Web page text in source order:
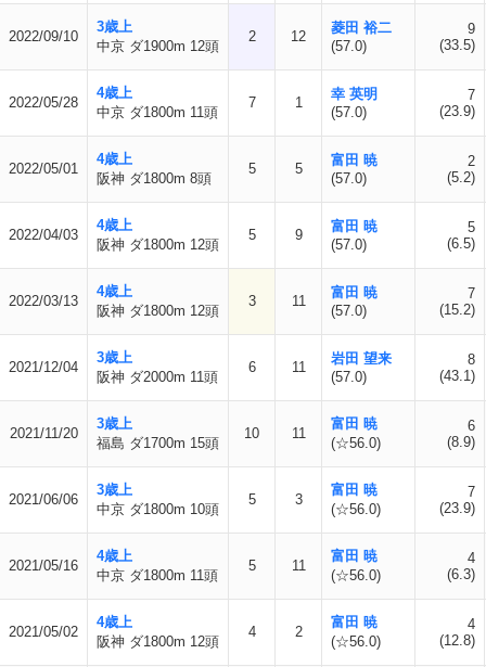
2022/09/10
3歳上
中京 ダ1900m 12頭
2 12
菱田 裕二
(57.0)
9
(33.5)
2022/05/28
4歳上
中京 ダ1800m 11頭
7 1
幸 英明
(57.0)
7
(23.9)
2022/05/01
4歳上
阪神 ダ1800m 8頭
5 5
富田 暁
(57.0)
2
(5.2)
2022/04/03
4歳上
阪神 ダ1800m 12頭
5 9
富田 暁
(57.0)
5
(6.5)
2022/03/13
4歳上
阪神 ダ1800m 12頭
3 11
富田 暁
(57.0)
7
(15.2)
2021/12/04
3歳上
阪神 ダ2000m 11頭
6 11
岩田 望来
(57.0)
8
(43.1)
2021/11/20
3歳上
福島 ダ1700m 15頭
10 11
富田 暁
(☆56.0)
6
(8.9)
2021/06/06
3歳上
中京 ダ1800m 10頭
5 3
富田 暁
(☆56.0)
7
(23.9)
2021/05/16
4歳上
中京 ダ1800m 11頭
5 11
富田 暁
(☆56.0)
4
(6.3)
2021/05/02
4歳上
阪神 ダ1800m 12頭
4 2
富田 暁
(☆56.0)
4
(12.8)